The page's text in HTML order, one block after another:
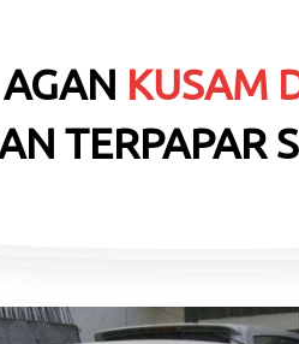
KUSAM
TERPAPAR